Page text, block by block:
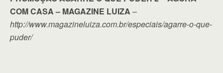
COM CASA – MAGAZINE LUIZA –
http://www.magazineluiza.com.br/especiais/agarre-o-que-
puder/